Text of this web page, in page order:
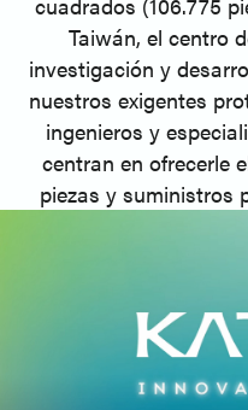
Taiwán, el centro
investigación y
nuestros exigentes
ingenieros y
centran en ofrecerle
piezas y suministros